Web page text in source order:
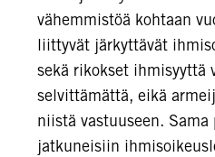
vähemmistöä kohtaan
liittyvät järkyttävät
sekä rikokset ihmisyyttä
selvittämättä, eikä
niistä vastuuseen. Sama
jatkuneisiin